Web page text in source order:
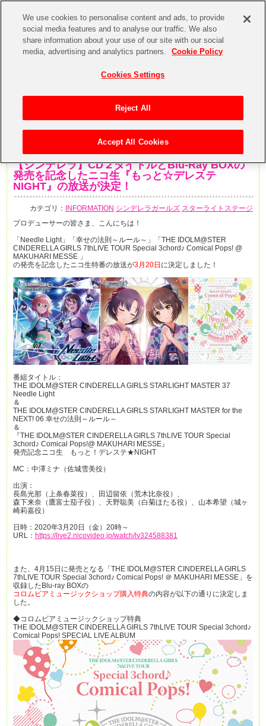
【シンデレラ】CD２タイトルとBlu-Ray BOXの
発売を記念したニコ生『もっと☆デレステ
NIGHT』の放送が決定！
カテゴリ： INFORMATION シンデレラガールズ スターライトステージ
プロデューサーの皆さま、こんにちは！
「Needle Light」「幸せの法則～ルール～」「THE IDOLM@STER
CINDERELLA GIRLS 7thLIVE TOUR Special 3chord♪ Comical Pops! @
MAKUHARI MESSE 」
の発売を記念したニコ生特番の放送が3月20日 に決定しました！
番組タイトル：
THE IDOLM@STER CINDERELLA GIRLS STARLIGHT MASTER 37
Needle Light
＆
THE IDOLM@STER CINDERELLA GIRLS STARLIGHT MASTER for the
NEXT! 06 幸せの法則～ルール～
＆
『THE IDOLM@STER CINDERELLA GIRLS 7thLIVE TOUR Special
3chord♪ Comical Pops!@ MAKUHARI MESSE』
発売記念ニコ生 もっと！デレステ★NIGHT
MC：中澤ミナ（佐城雪美役）
出演：
長島光那（上条春菜役）、田辺留依（荒木比奈役）、
森下来奈（鷹富士茄子役）、天野聡美（白菊ほたる役）、山本希望（城ヶ
崎莉嘉役）
日時：2020年3月20日（金）20時～
URL： https://live2.nicovideo.jp/watch/lv324588381
また、4月15日に発売となる「THE IDOLM@STER CINDERELLA GIRLS
7thLIVE TOUR Special 3chord♪ Comical Pops! ＠ MAKUHARI MESSE」を
収録したBlu-ray BOXの
コロムビアミュージックショップ購入特典の内容が以下の通りに決定しま
した。
◆コロムビアミュージックショップ特典
THE IDOLM@STER CINDERELLA GIRLS 7thLIVE TOUR Special 3chord♪
Comical Pops! SPECIAL LIVE ALBUM
We use cookies to personalise content and ads, to provide
social media features and to analyse our traffic. We also
share information about your use of our site with our social
media, advertising and analytics partners.
Cookie Policy
Cookies Settings
Reject All
Accept All Cookies